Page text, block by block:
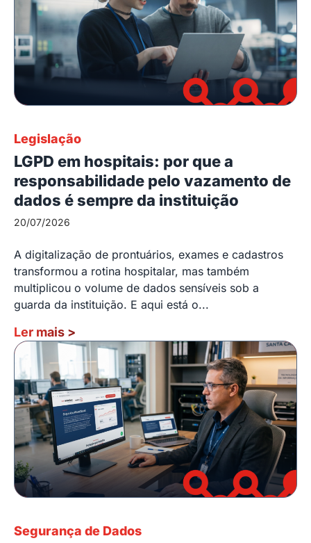
Legislação
LGPD em hospitais: por que a
responsabilidade pelo vazamento de
dados é sempre da instituição
20/07/2026
A digitalização de prontuários, exames e cadastros
transformou a rotina hospitalar, mas também
multiplicou o volume de dados sensíveis sob a
guarda da instituição. E aqui está o...
Ler mais >
Segurança de Dados